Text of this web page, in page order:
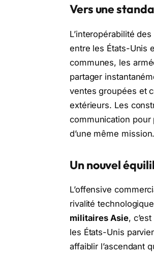
Vers une
L’interopérabilité
entre les États-Unis
communes, les
partager
ventes groupées et
extérieurs. Les
communication pour
d’une même mission.
Un nouvel
L’offensive
rivalité
militaires Asie,
les États-Unis
affaiblir l’ascendant